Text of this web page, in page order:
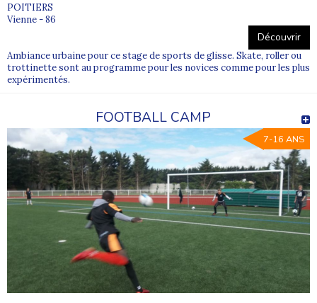
POITIERS
Vienne - 86
Découvrir
Ambiance urbaine pour ce stage de sports de glisse. Skate, roller ou
trottinette sont au programme pour les novices comme pour les plus
expérimentés.
FOOTBALL CAMP
7-16 ANS